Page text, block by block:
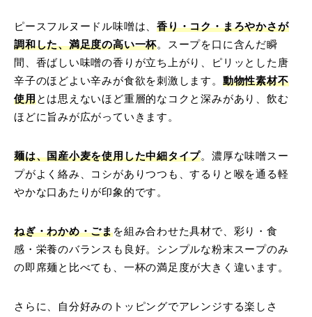
ピースフルヌードル味噌は、香り・コク・まろやかさが
調和した、満足度の高い一杯。スープを口に含んだ瞬
間、香ばしい味噌の香りが立ち上がり、ピリッとした唐
辛子のほどよい辛みが食欲を刺激します。 動物性素材不
使用とは思えないほど重層的なコクと深みがあり、飲む
ほどに旨みが広がっていきます。
麺は、国産小麦を使用した中細タイプ。濃厚な味噌スー
プがよく絡み、コシがありつつも、するりと喉を通る軽
やかな口あたりが印象的です。
ねぎ・わかめ・ごまを組み合わせた具材で、彩り・食
感・栄養のバランスも良好。シンプルな粉末スープのみ
の即席麺と比べても、一杯の満足度が大きく違います。
さらに、自分好みのトッピングでアレンジする楽しさ